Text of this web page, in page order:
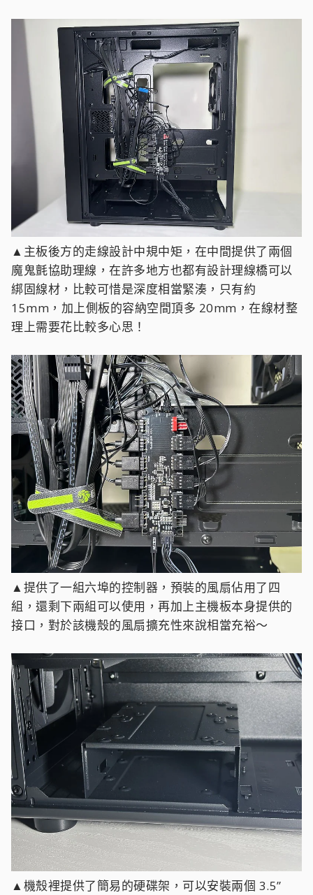
▲主板後方的走線設計中規中矩，在中間提供了兩個
魔鬼氈協助理線，在許多地方也都有設計理線橋可以
綁固線材，比較可惜是深度相當緊湊，只有約
15mm，加上側板的容納空間頂多 20mm，在線材整
理上需要花比較多心思！
▲提供了一組六埠的控制器，預裝的風扇佔用了四
組，還剩下兩組可以使用，再加上主機板本身提供的
接口，對於該機殼的風扇擴充性來說相當充裕～
▲機殼裡提供了簡易的硬碟架，可以安裝兩個 3.5”